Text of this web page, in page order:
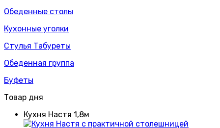
Обеденные столы
Кухонные уголки
Стулья Табуреты
Обеденная группа
Буфеты
Товар дня
Кухня Настя 1,8м